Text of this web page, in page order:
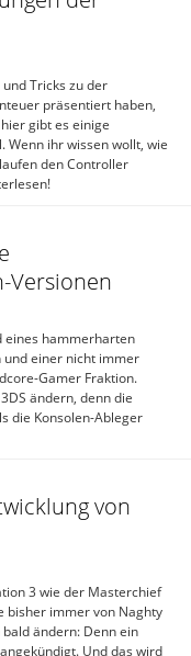
Tricks zu der
präsentiert haben,
gibt es einige
ihr wissen wollt, wie
den Controller
Versionen
eines hammerharten
einer nicht immer
Gamer Fraktion.
ändern, denn die
die Konsolen-Ableger
von
3 wie der Masterchief
bisher immer von Naghty
ändern: Denn ein
Und das wird